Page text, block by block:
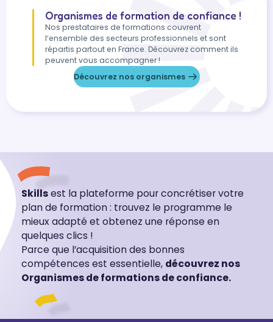
Organismes de formation de confiance !
Nos prestataires de formations couvrent
l’ensemble des secteurs professionnels et sont
répartis partout en France. Découvrez comment ils
peuvent vous accompagner !
Découvrez nos organismes
Skillsest la plateforme pour concrétiser votre
plan de formation : trouvez le programme le
mieux adapté et obtenez une réponse en
quelques clics !
Parce que l’acquisition des bonnes
compétences est essentielle, découvrez nos
Organismes de formations de confiance.